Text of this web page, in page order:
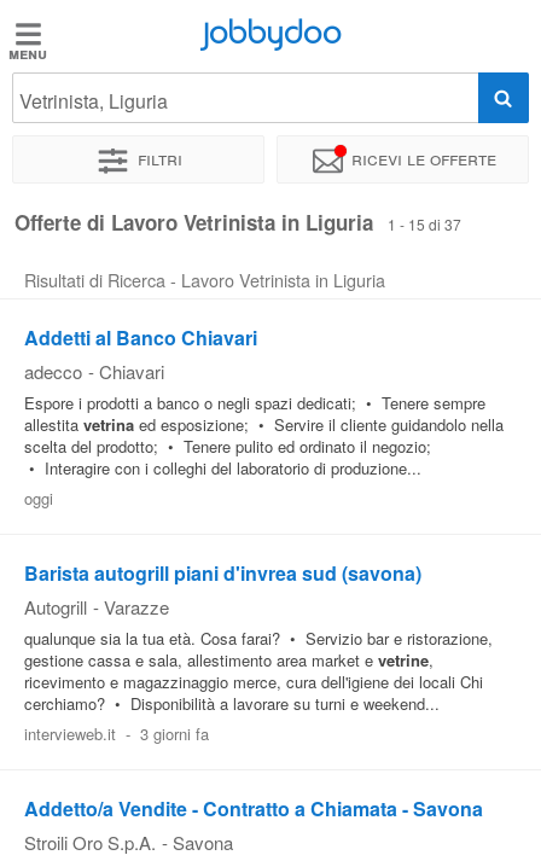
Jobbydoo
Offerte
Elenco
professioni
Blog
Pubblica
Offerte
Area
Aziende
Jobbydoo
Vetrinista, Liguria
Filtri Ricevi le offerte
Offerte di Lavoro Vetrinista in Liguria 1 - 15 di 37
Risultati di Ricerca - Lavoro Vetrinista in Liguria
Addetti al Banco Chiavari
adecco - Chiavari
Espore i prodotti a banco o negli spazi dedicati; • Tenere sempre
allestita vetrina ed esposizione; • Servire il cliente guidandolo nella
scelta del prodotto; • Tenere pulito ed ordinato il negozio;
• Interagire con i colleghi del laboratorio di produzione...
oggi
Barista autogrill piani d'invrea sud (savona)
Autogrill - Varazze
qualunque sia la tua età. Cosa farai? • Servizio bar e ristorazione,
gestione cassa e sala, allestimento area market e vetrine,
ricevimento e magazzinaggio merce, cura dell'igiene dei locali Chi
cerchiamo? • Disponibilità a lavorare su turni e weekend...
intervieweb.it - 3 giorni fa
Addetto/a Vendite - Contratto a Chiamata - Savona
Stroili Oro S.p.A. - Savona